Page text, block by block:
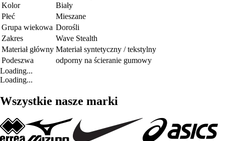
Kolor
Biały
Płeć
Mieszane
Grupa wiekowa Dorośli
Zakres
Wave Stealth
Materiał główny Materiał syntetyczny / tekstylny
Podeszwa
odporny na ścieranie gumowy
Loading...
Loading...
Wszystkie nasze marki